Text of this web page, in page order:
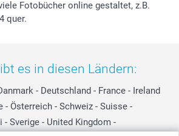
Fotobücher online gestaltet, z.B.
quer.
es in diesen Ländern:
- Deutschland - France - Ireland
- Österreich - Schweiz - Suisse -
- Sverige - United Kingdom -